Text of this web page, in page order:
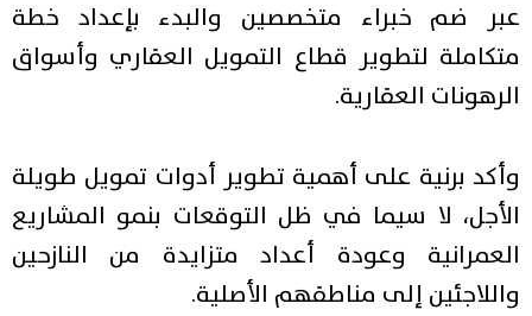
عبر ضم خبراء متخصصين والبدء بإعداد خطة
متكاملة لتطوير قطاع التمويل العقاري وأسواق
الرهونات العقارية.
وأكد برنية على أهمية تطوير أدوات تمويل طويلة
الأجل، لا سيما في ظل التوقعات بنمو المشاريع
العمرانية وعودة أعداد متزايدة من النازحين
واللاجئين إلى مناطقهم الأصلية.